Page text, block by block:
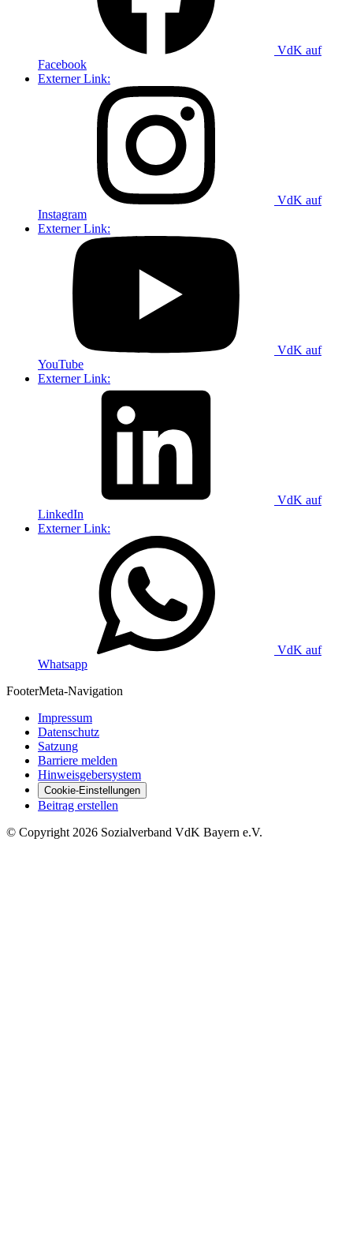
VdK auf
Facebook
Externer Link:
VdK auf
Instagram
Externer Link:
VdK auf
YouTube
Externer Link:
VdK auf
LinkedIn
Externer Link:
VdK auf
Whatsapp
FooterMeta-Navigation
Impressum
Datenschutz
Satzung
Barriere melden
Hinweisgebersystem
Cookie-Einstellungen
Beitrag erstellen
© Copyright 2026 Sozialverband VdK Bayern e.V.